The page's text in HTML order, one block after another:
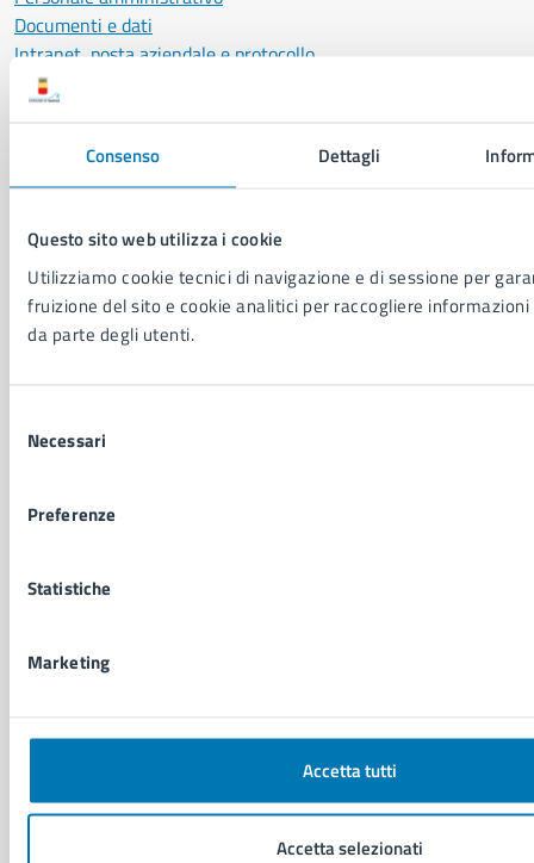
Consenso Dettagli
Questo sito web utilizza i cookie
Utilizziamo cookie tecnici di navigazione e di sessione per
fruizione del sito e cookie analitici per raccogliere
da parte degli utenti.
delNecessari
Preferenze
Statistiche
Marketing
Accetta tutti
Accetta selezionati
Documenti e dati
Intranet, posta aziendale e protocollo
Ambiente
Autorizzazioni
Cultura e tempo libero
Documenti e certificati
Educazione e formazione
Giustizia e sicurezza pubblica
Servizi Cimiteriali
Vita lavorativa
Avvisi
Comunicati stampa della Giunta Comunale
Luoghi